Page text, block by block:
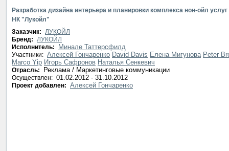
Разработка дизайна интерьера и планировки комплекса нон-ойл
НК "Лукойл"
Заказчик: ЛУКОЙЛ
Бренд: ЛУКОЙЛ
Исполнитель:
Минале Таттерсфилд
Участники: Алексей Гончаренко David Davis Елена Мигунова Peter
Marco Yip Игорь Сафронов Наталья Сенкевич
Отрасль: Реклама / Маркетинговые коммуникации
Осуществлен: 01.02.2012 - 31.10.2012
Проект добавлен: Алексей Гончаренко